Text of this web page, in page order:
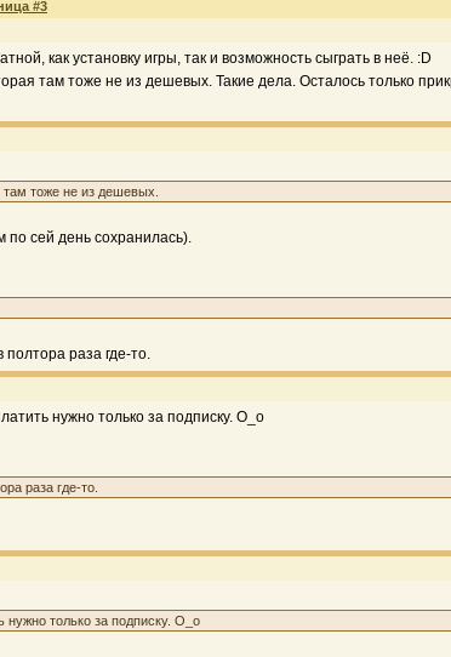
#3
как установку игры, так и возможность сыграть в неё. :D
там тоже не из дешевых. Такие дела. Осталось только
там тоже не из дешевых.
сей день сохранилась).
раза где-то.
нужно только за подписку. О_о
раза где-то.
нужно только за подписку. О_о